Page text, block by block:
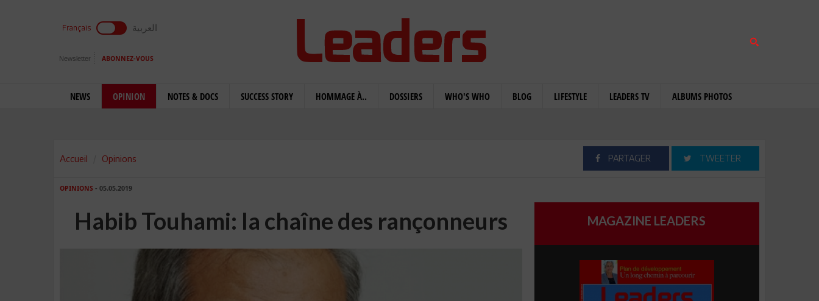
Français العربية
Newsletter ABONNEZ-VOUS
NEWS OPINION NOTES & DOCS SUCCESS STORY HOMMAGE À.. DOSSIERS WHO'S WHO BLOG LIFESTYLE LEADERS TV ALBUMS PHOTOS
Accueil Opinions PARTAGER TWEETER
OPINIONS - 05.05.2019
Habib Touhami: la chaîne des rançonneurs MAGAZINE LEADERS